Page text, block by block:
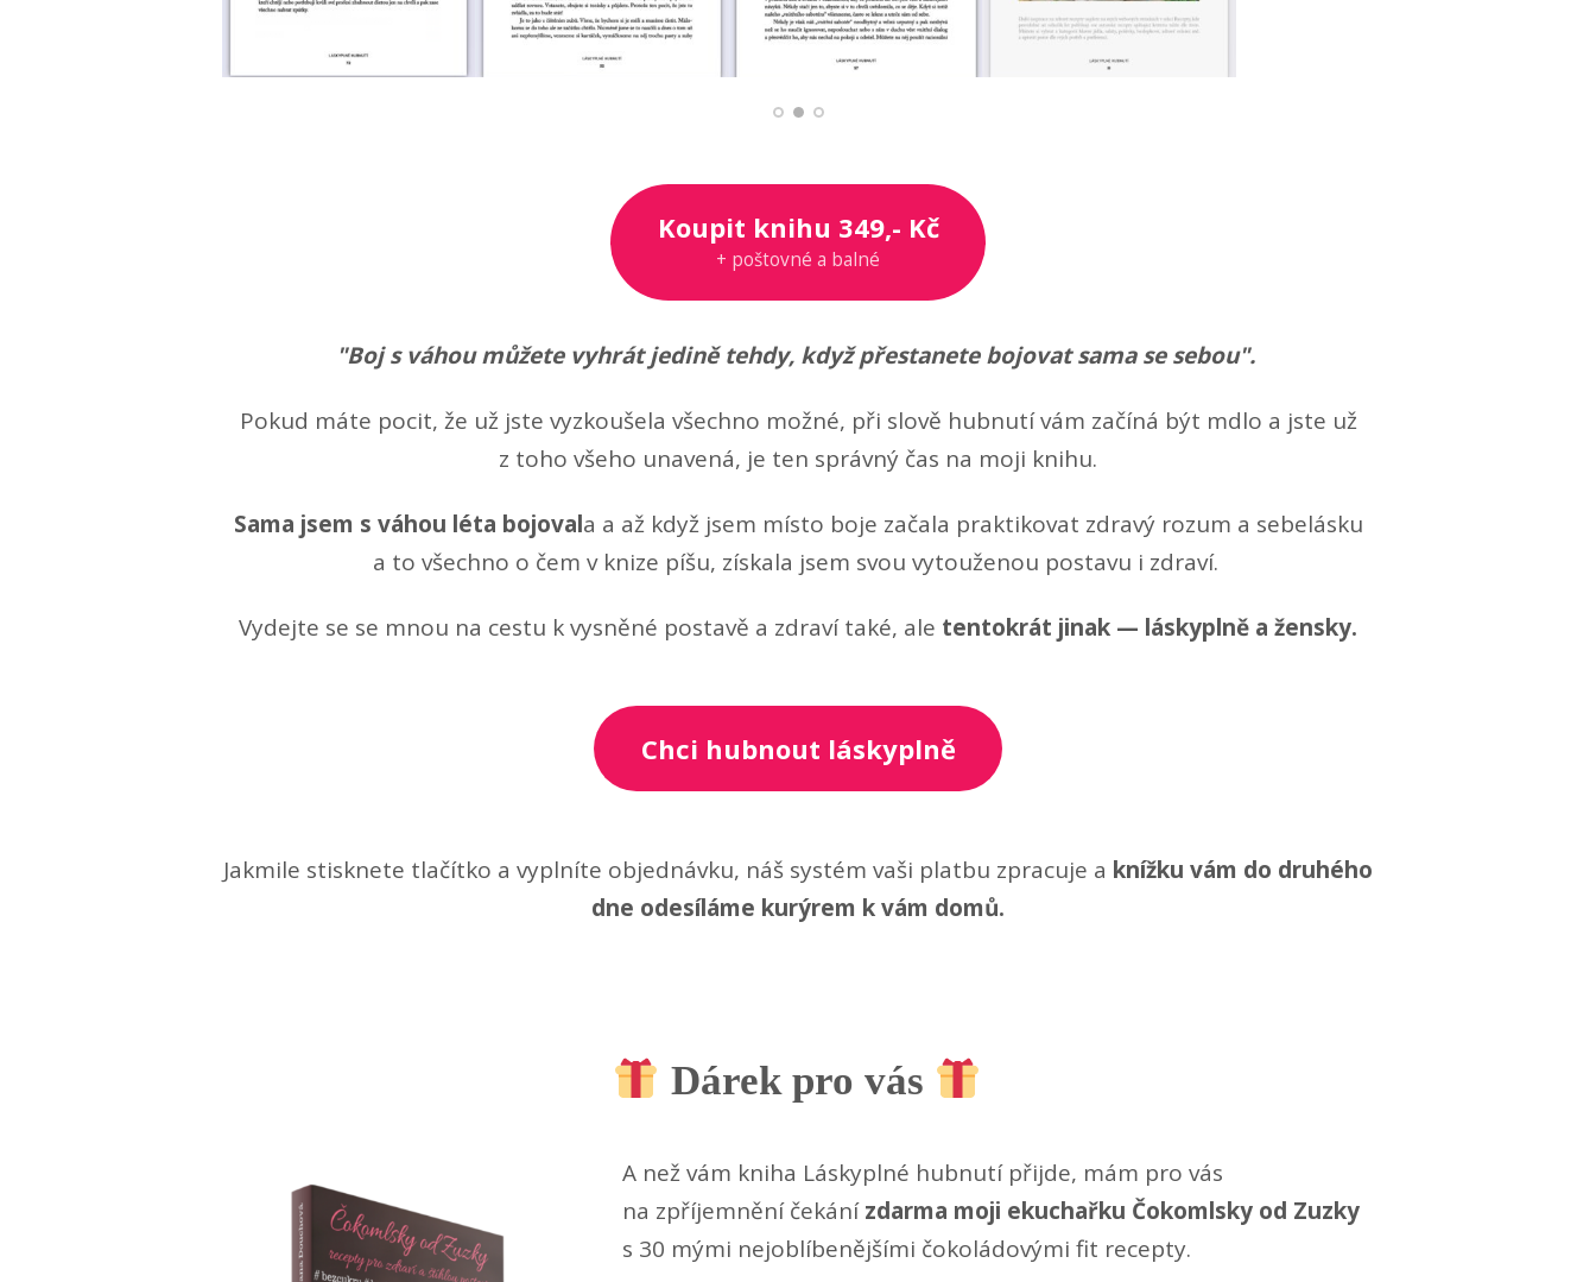
Koupit knihu 349,- Kč
+ poštovné a balné
"Boj s váhou můžete vyhrát jedině tehdy, když přestanete bojovat sama se sebou".
Pokud máte pocit, že už jste vyzkoušela všechno možné, při slově hubnutí vám začíná být mdlo a jste už
z toho všeho unavená, je ten správný čas na moji knihu.
Sama jsem s váhou léta bojovala a až když jsem místo boje začala praktikovat zdravý rozum a sebelásku
a to všechno o čem v knize píšu, získala jsem svou vytouženou postavu i zdraví.
Vydejte se se mnou na cestu k vysněné postavě a zdraví také, ale tentokrát jinak — láskyplně a žensky.
Chci hubnout láskyplně
Jakmile stisknete tlačítko a vyplníte objednávku, náš systém vaši platbu zpracuje a knížku vám do druhého
dne odesíláme kurýrem k vám domů.
Dárek pro vás
A než vám kniha Láskyplné hubnutí přijde, mám pro vás
na zpříjemnění čekánízdarma moji ekuchařku Čokomlsky od Zuzky
s 30 mými nejoblíbenějšími čokoládovými fit recepty.